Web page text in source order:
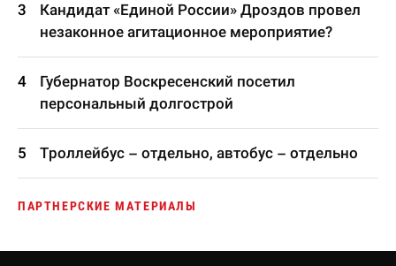
Кандидат «Единой России» Дроздов провел
незаконное агитационное мероприятие?
Губернатор Воскресенский посетил
персональный долгострой
Троллейбус – отдельно, автобус – отдельно
ПАРТНЕРСКИЕ МАТЕРИАЛЫ